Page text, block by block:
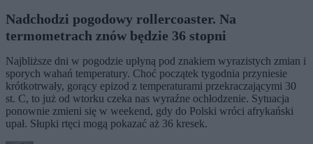
Nadchodzi pogodowy rollercoaster. Na
termometrach znów będzie 36 stopni
Najbliższe dni w pogodzie upłyną pod znakiem wyrazistych zmian i
sporych wahań temperatury. Choć początek tygodnia przyniesie
krótkotrwały, gorący epizod z temperaturami przekraczającymi 30
st. C, to już od wtorku czeka nas wyraźne ochłodzenie. Sytuacja
ponownie zmieni się w weekend, gdy do Polski wróci afrykański
upał. Słupki rtęci mogą pokazać aż 36 kresek.